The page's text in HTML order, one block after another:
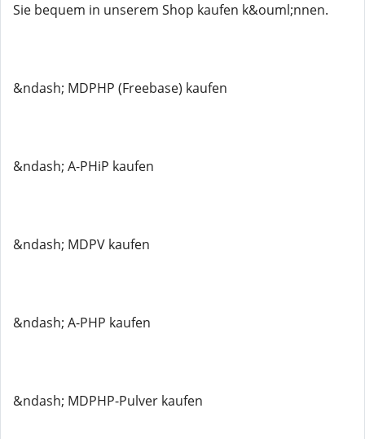
Sie bequem in unserem Shop kaufen k&ouml;nnen.
&ndash; MDPHP (Freebase) kaufen
&ndash; A-PHiP kaufen
&ndash; MDPV kaufen
&ndash; A-PHP kaufen
&ndash; MDPHP-Pulver kaufen